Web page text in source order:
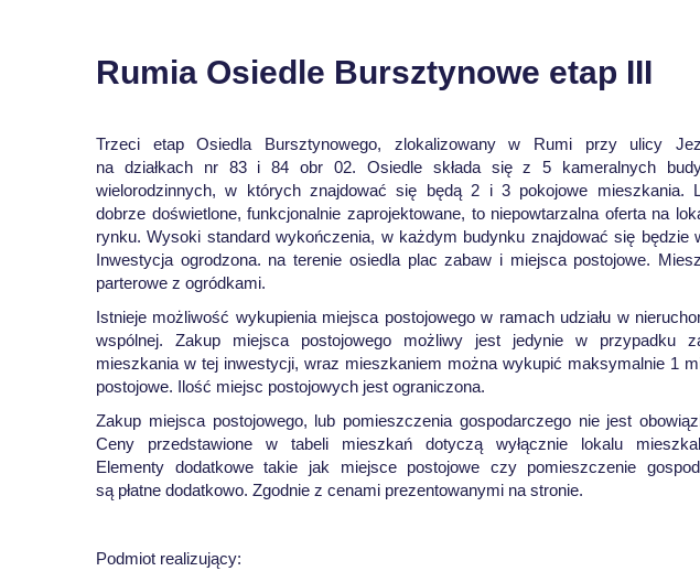
Rumia Osiedle Bursztynowe etap III
Trzeci etap Osiedla Bursztynowego, zlokalizowany w Rumi przy ulicy
na działkach nr 83 i 84 obr 02. Osiedle składa się z 5 kameralnych
wielorodzinnych, w których znajdować się będą 2 i 3 pokojowe mieszkania.
dobrze doświetlone, funkcjonalnie zaprojektowane, to niepowtarzalna oferta na
rynku. Wysoki standard wykończenia, w każdym budynku znajdować się będzie
Inwestycja ogrodzona. na terenie osiedla plac zabaw i miejsca postojowe.
parterowe z ogródkami.
Istnieje możliwość wykupienia miejsca postojowego w ramach udziału w
wspólnej. Zakup miejsca postojowego możliwy jest jedynie w przypadku
mieszkania w tej inwestycji, wraz mieszkaniem można wykupić maksymalnie 1
postojowe. Ilość miejsc postojowych jest ograniczona.
Zakup miejsca postojowego, lub pomieszczenia gospodarczego nie jest
Ceny przedstawione w tabeli mieszkań dotyczą wyłącznie lokalu
Elementy dodatkowe takie jak miejsce postojowe czy pomieszczenie
są płatne dodatkowo. Zgodnie z cenami prezentowanymi na stronie.
Podmiot realizujący: